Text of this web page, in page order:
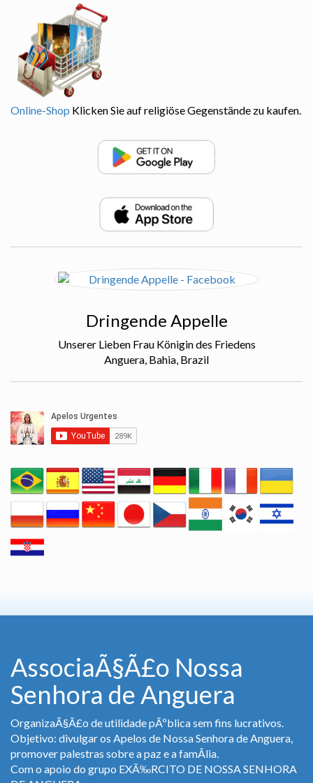
Online-Shop Klicken Sie auf religiöse Gegenstände zu kaufen.
Dringende Appelle
Unserer Lieben Frau Königin des Friedens
Anguera, Bahia, Brazil
AssociaÃ§Ã£o Nossa
Senhora de Anguera
OrganizaÃ§Ã£o de utilidade pÃºblica sem fins lucrativos.
Objetivo: divulgar os Apelos de Nossa Senhora de Anguera,
promover palestras sobre a paz e a famÃ­lia.
Com o apoio do grupo EXÃ‰RCITO DE NOSSA SENHORA